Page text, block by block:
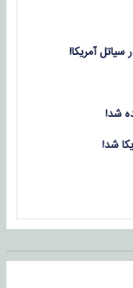
آمریکا!
شد!
شد!